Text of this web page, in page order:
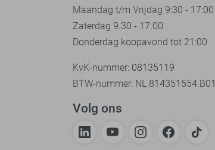
Maandag t/m Vrijdag 9:30 - 17:00
Zaterdag 9.30 - 17.00
Donderdag koopavond tot 21:00
KvK-nummer: 08135119
BTW-nummer: NL 814351554.B01
Volg ons